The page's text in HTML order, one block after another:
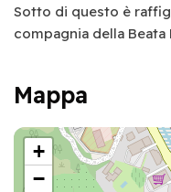
Sotto di questo è
compagnia della
Mappa
+
−